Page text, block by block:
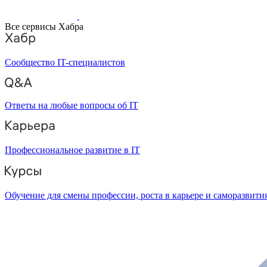
Все сервисы Хабра
Сообщество IT-специалистов
Ответы на любые вопросы об IT
Профессиональное развитие в IT
Обучение для смены профессии, роста в карьере и